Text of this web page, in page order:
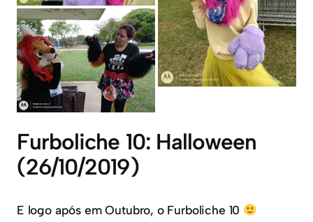
Furboliche 10: Halloween
(26/10/2019)
E logo após em Outubro, o Furboliche 10